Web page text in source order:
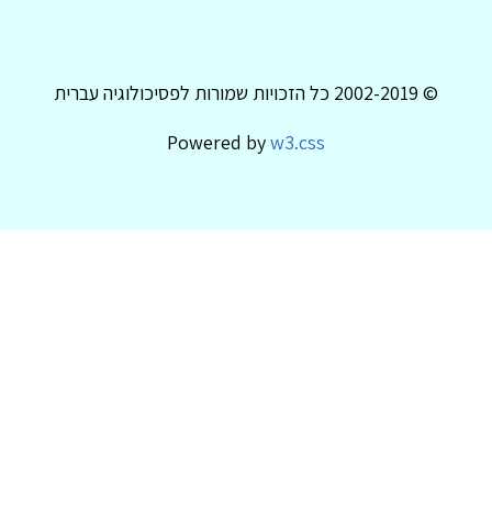
© 2002-2019 כל הזכויות שמורות לפסיכולוגיה עברית
Powered byw3.css